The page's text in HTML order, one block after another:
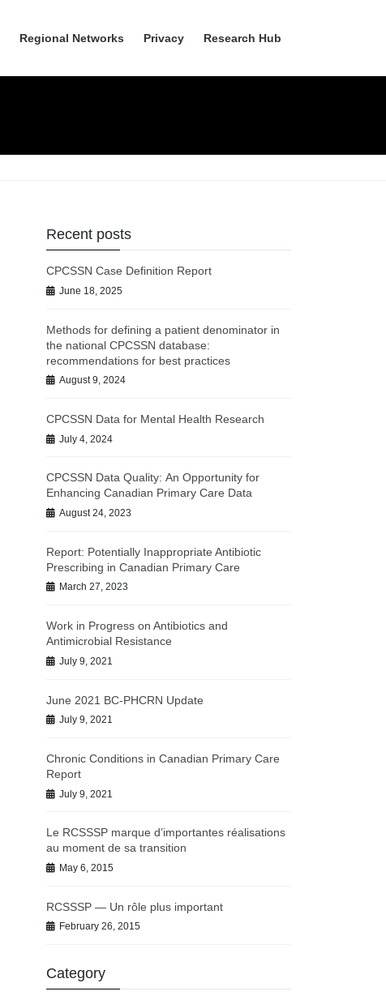
Regional Networks Privacy Research Hub
Recent posts
CPCSSN Case Definition Report
June 18, 2025
Methods for defining a patient denominator in
the national CPCSSN database:
recommendations for best practices
August 9, 2024
CPCSSN Data for Mental Health Research
July 4, 2024
CPCSSN Data Quality: An Opportunity for
Enhancing Canadian Primary Care Data
August 24, 2023
Report: Potentially Inappropriate Antibiotic
Prescribing in Canadian Primary Care
March 27, 2023
Work in Progress on Antibiotics and
Antimicrobial Resistance
July 9, 2021
June 2021 BC-PHCRN Update
July 9, 2021
Chronic Conditions in Canadian Primary Care
Report
July 9, 2021
Le RCSSSP marque d’importantes réalisations
au moment de sa transition
May 6, 2015
RCSSSP — Un rôle plus important
February 26, 2015
Category